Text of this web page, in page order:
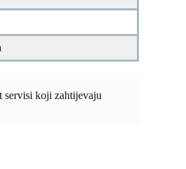
servisi koji zahtijevaju